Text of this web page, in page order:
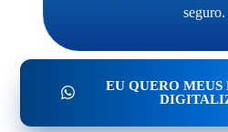
seguro.
EU QUERO MEUS